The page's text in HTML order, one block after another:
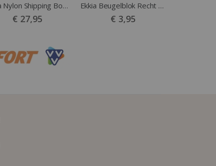
Ekkia Nylon Shipping Boots blauw
€ 27,95
Ekkia Beugelblok Recht zwart
€ 3,95